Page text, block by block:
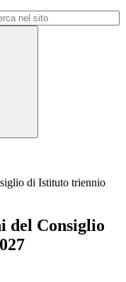
di Istituto triennio
del Consiglio